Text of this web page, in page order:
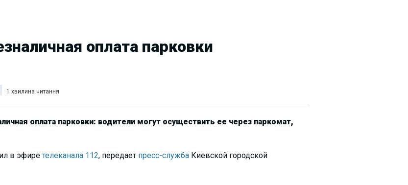
оплата парковки
1 хвилина читання
оплата парковки: водители могут осуществить ее через паркомат,
в эфире телеканала 112, передает пресс-службаКиевской городской